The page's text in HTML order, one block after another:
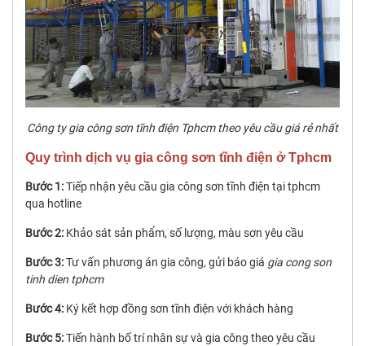
Công ty gia công sơn tĩnh điện Tphcm theo yêu cầu giá rẻ nhất
Quy trình dịch vụ gia công sơn tĩnh điện ở Tphcm
Bước 1:Tiếp nhận yêu cầu gia công sơn tĩnh điện tại tphcm
qua hotline
Bước 2: Khảo sát sản phẩm, số lượng, màu sơn yêu cầu
Bước 3:Tư vấn phương án gia công, gửi báo giá gia cong son
tinh dien tphcm
Bước 4: Ký kết hợp đồng sơn tĩnh điện với khách hàng
Bước 5:Tiến hành bố trí nhân sự và gia công theo yêu cầu